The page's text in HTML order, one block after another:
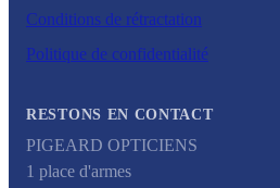
Conditions de rétractation
Politique de confidentialité
RESTONS EN CONTACT
PIGEARD OPTICIENS
1 place d'armes